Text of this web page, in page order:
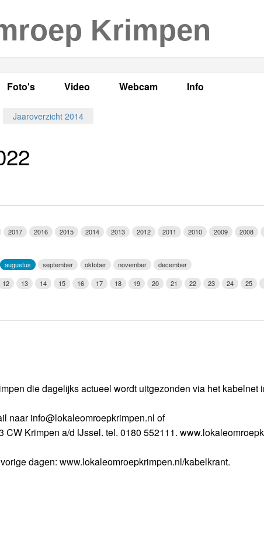
Krimpen
Nieuws
Foto's
Algemeen
Programma's
Video
LOK TV
Webcam Info
Weerman
Jaaroverzicht 2014
2017 2016 2015 2014 2013 2012 2011 2010 2009 2008
augustus september oktober november
december
12 13 14 15 16 17 18 19 20 21 22 23 24 25
die dagelijks actueel wordt uitgezonden via het kabelnet
naar info@lokaleomroepkrimpen.nl of
CW Krimpen a/d IJssel. tel. 0180 552111.
dagen: www.lokaleomroepkrimpen.nl/kabelkrant.